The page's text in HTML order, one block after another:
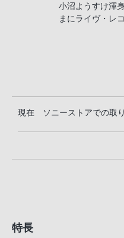
小沼ようすけ渾
まにライヴ・レ
現在 ソニーストアでの取
特長